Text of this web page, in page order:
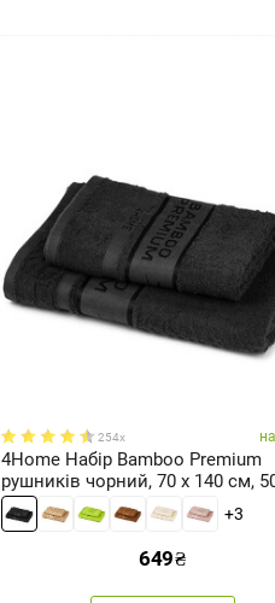
254x
4Home Набір Bamboo Premium
рушників чорний, 70 x 140 см,
100 см
+3
649₴